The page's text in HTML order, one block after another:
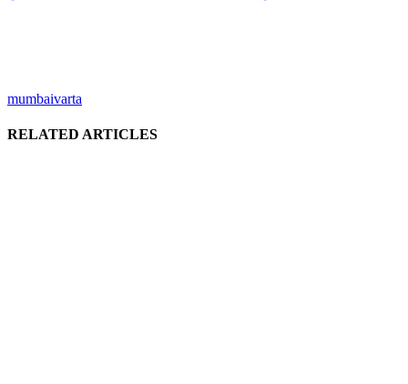
mumbaivarta
RELATED ARTICLES